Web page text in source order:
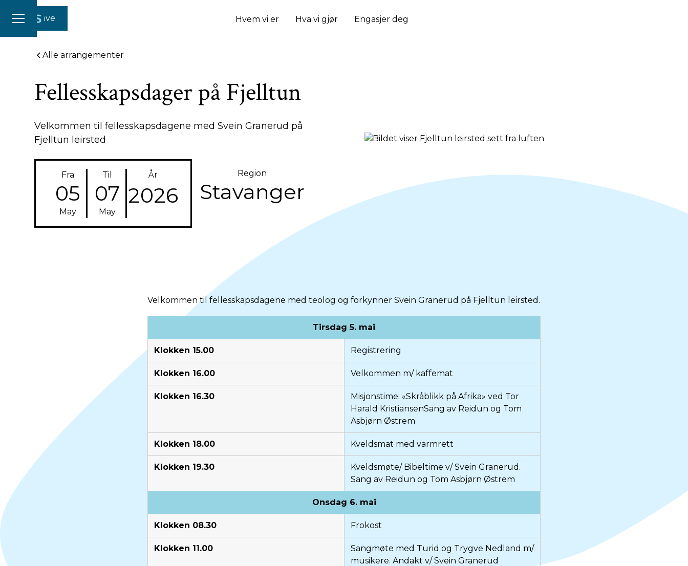
Hvem vi er Hva vi gjør Engasjer deg
Gi en gave
Alle arrangementer
Fellesskapsdager på Fjelltun
Velkommen til fellesskapsdagene med Svein Granerud på
Fjelltun leirsted
Fra
05
May
Til
07
May
År
2026
Region
Stavanger
Velkommen til fellesskapsdagene med teolog og forkynner Svein Granerud på Fjelltun leirsted.
Tirsdag 5. mai
Klokken 15.00 Registrering
Klokken 16.00 Velkommen m/ kaffemat
Klokken 16.30
Misjonstime: «Skråblikk på Afrika» ved Tor
Harald KristiansenSang av Reidun og Tom
Asbjørn Østrem
Klokken 18.00 Kveldsmat med varmrett
Klokken 19.30
Kveldsmøte/ Bibeltime v/ Svein Granerud.
Sang av Reidun og Tom Asbjørn Østrem
Onsdag 6. mai
Klokken 08.30 Frokost
Klokken 11.00
Sangmøte med Turid og Trygve Nedland m/
musikere. Andakt v/ Svein Granerud